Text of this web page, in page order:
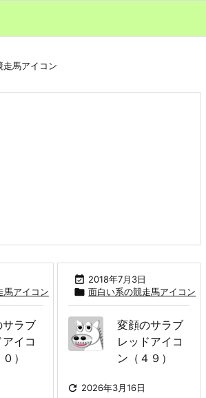
走馬アイコン
馬アイコン
ラブ
イコ
）
 2018年7月3日
 面白い系の競走馬アイコン
変顔のサラブ
レッドアイコ
ン（４９）
 2026年3月16日